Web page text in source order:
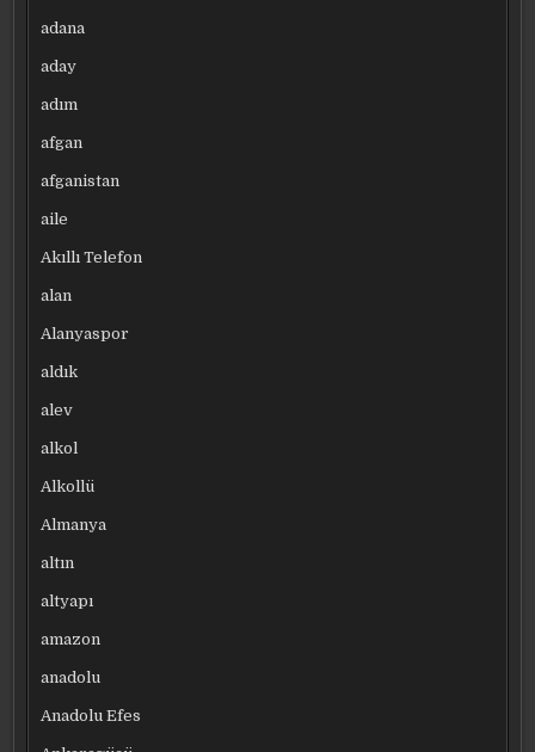
adana
aday
adım
afgan
afganistan
aile
Akıllı Telefon
alan
Alanyaspor
aldık
alev
alkol
Alkollü
Almanya
altın
altyapı
amazon
anadolu
Anadolu Efes